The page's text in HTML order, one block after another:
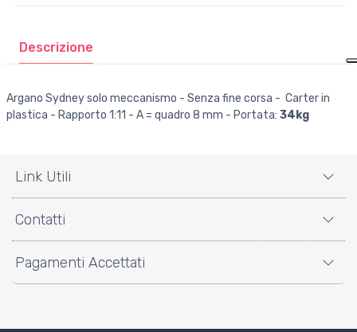
Descrizione
Argano Sydney solo meccanismo - Senza fine corsa - Carter in
plastica - Rapporto 1:11 - A = quadro 8 mm - Portata: 34 kg
Link Utili
Contatti
Pagamenti Accettati